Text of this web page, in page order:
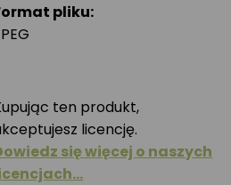
pliku:
ten produkt,
licencję.
się więcej o naszych